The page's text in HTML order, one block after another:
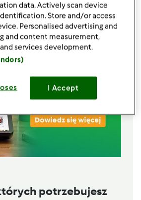
Lista zakupów
potrzebujesz
data. Actively scan device
Store and/or access
Personalised advertising and
and content measurement,
services development.
I Accept